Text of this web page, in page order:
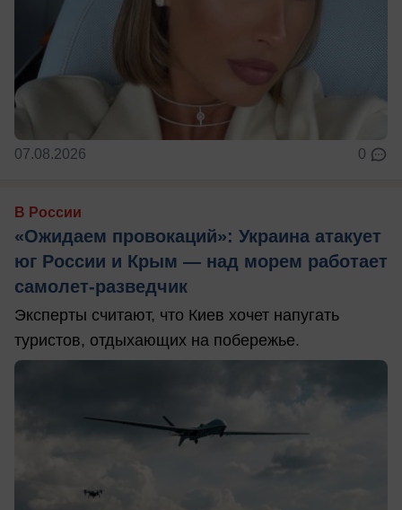
07.08.2026 0
В России
«Ожидаем провокаций»: Украина атакует
юг России и Крым — над морем работает
самолет-разведчик
Эксперты считают, что Киев хочет напугать
туристов, отдыхающих на побережье.